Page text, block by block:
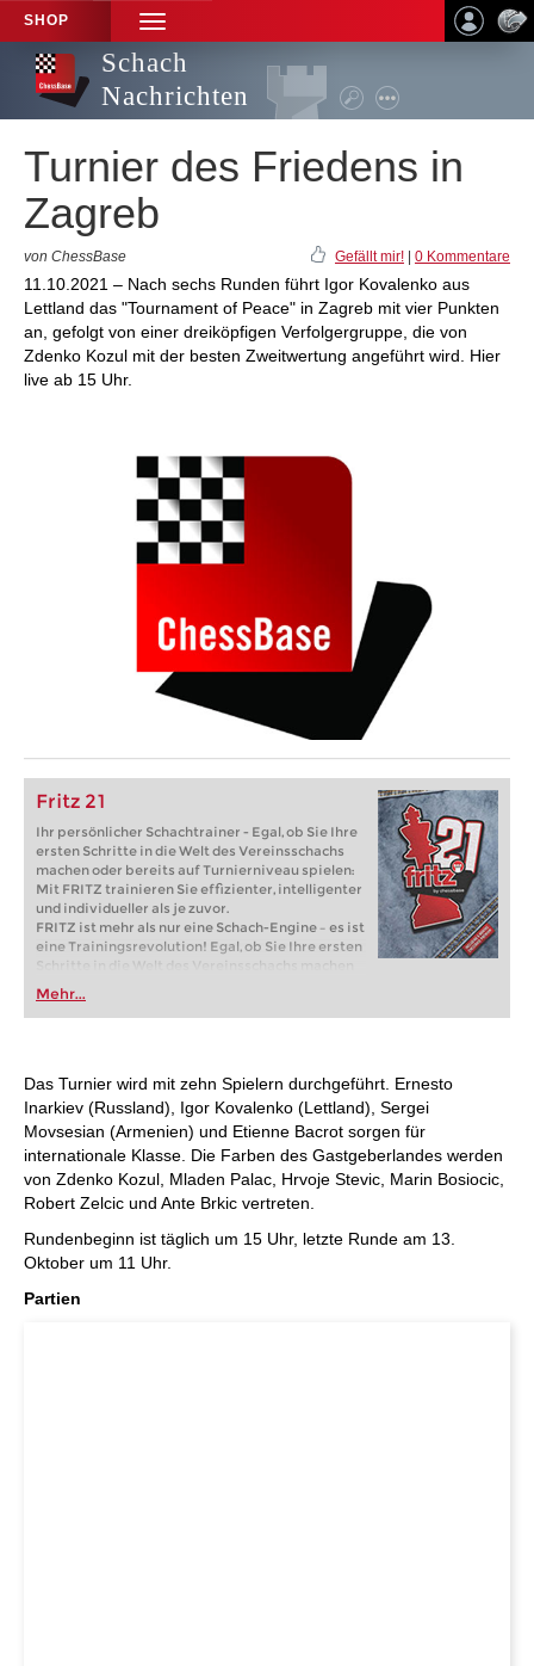
SHOP
TOGGLE
NAVIGATION
Schach
Nachrichten
Turnier des Friedens in
Zagreb
von ChessBase Gefällt mir! 0 Kommentare
11.10.2021 – Nach sechs Runden führt Igor Kovalenko aus
Lettland das "Tournament of Peace" in Zagreb mit vier Punkten
an, gefolgt von einer dreiköpfigen Verfolgergruppe, die von
Zdenko Kozul mit der besten Zweitwertung angeführt wird. Hier
live ab 15 Uhr.
Fritz 21
Ihr persönlicher Schachtrainer - Egal, ob Sie Ihre
ersten Schritte in die Welt des Vereinsschachs
machen oder bereits auf Turnierniveau spielen:
Mit FRITZ trainieren Sie effizienter, intelligenter
und individueller als je zuvor.
FRITZ ist mehr als nur eine Schach-Engine – es ist
eine Trainingsrevolution! Egal, ob Sie Ihre ersten
Schritte in die Welt des Vereinsschachs machen
oder bereits auf Turnierniveau spielen: Mit
FRITZ trainieren Sie effizienter, intelligenter und
individueller als je zuvor.
Mehr...
Das Turnier wird mit zehn Spielern durchgeführt. Ernesto
Inarkiev (Russland), Igor Kovalenko (Lettland), Sergei
Movsesian (Armenien) und Etienne Bacrot sorgen für
internationale Klasse. Die Farben des Gastgeberlandes werden
von Zdenko Kozul, Mladen Palac, Hrvoje Stevic, Marin Bosiocic,
Robert Zelcic und Ante Brkic vertreten.
Rundenbeginn ist täglich um 15 Uhr, letzte Runde am 13.
Oktober um 11 Uhr.
Partien